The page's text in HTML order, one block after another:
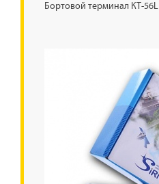
Бортовой терминал КТ-56L